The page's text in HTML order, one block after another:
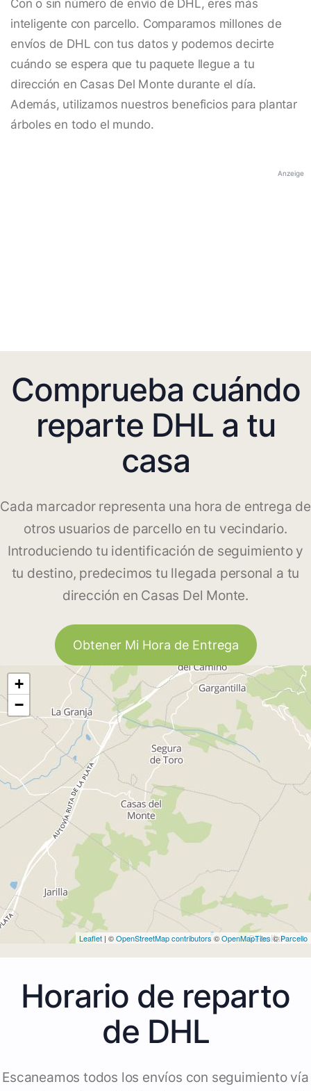
Con o sin número de envío de DHL, eres más
inteligente con parcello. Comparamos millones de
envíos de DHL con tus datos y podemos decirte
cuándo se espera que tu paquete llegue a tu
dirección en Casas Del Monte durante el día.
Además, utilizamos nuestros beneficios para plantar
árboles en todo el mundo.
Anzeige
Comprueba cuándo
reparte DHL a tu
casa
Cada marcador representa una hora de entrega de
otros usuarios de parcello en tu vecindario.
Introduciendo tu identificación de seguimiento y
tu destino, predecimos tu llegada personal a tu
dirección en Casas Del Monte.
Obtener Mi Hora de Entrega
+
−
Leaflet | ©OpenStreetMap contributors©OpenMapTiles©Parcello
Horario de reparto
de DHL
Escaneamos todos los envíos con seguimiento vía